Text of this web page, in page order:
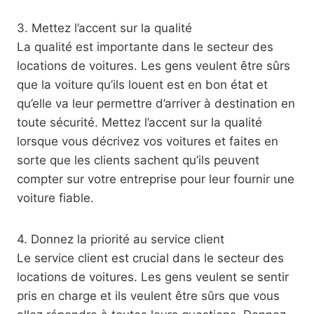
3. Mettez l’accent sur la qualité
La qualité est importante dans le secteur des
locations de voitures. Les gens veulent être sûrs
que la voiture qu’ils louent est en bon état et
qu’elle va leur permettre d’arriver à destination en
toute sécurité. Mettez l’accent sur la qualité
lorsque vous décrivez vos voitures et faites en
sorte que les clients sachent qu’ils peuvent
compter sur votre entreprise pour leur fournir une
voiture fiable.
4. Donnez la priorité au service client
Le service client est crucial dans le secteur des
locations de voitures. Les gens veulent se sentir
pris en charge et ils veulent être sûrs que vous